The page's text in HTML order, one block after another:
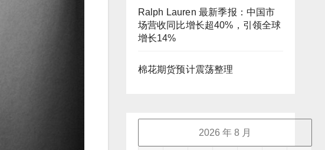
Ralph Lauren 最新季报：中国市
场营收同比增长超40%，引领全球
增长14%
棉花期货预计震荡整理
2026 年 8 月